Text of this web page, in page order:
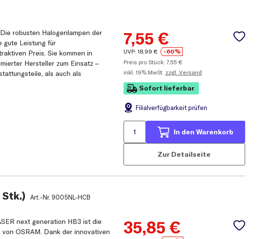
7,55€
UVP: 18,99 €
-60%
Preis pro Stück: 7,55 €
inkl. 19% MwSt. zzgl. Versand
Sofort lieferbar
Filialverfügbarkeit prüfen
In den Warenkorb
Zur Detailseite
robusten Halogenlampen der
gute Leistung für
Preis. Sie kommen in
Hersteller zum Einsatz –
als auch als
Art.-Nr. 9005NL-HCB
35,85€
next generation HB3 ist die
OSRAM. Dank der innovativen